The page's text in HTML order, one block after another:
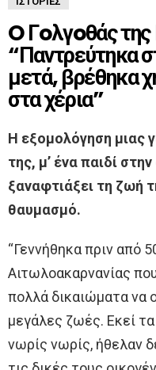
O Γoλγoθάς
“Παντρεύτηκα
μετά, βρέθηκα
στα χέρια”
Η εξομολόγηση μιας
της, μ’ ένα παιδί
ξαναφτιάξει τη ζωή
θαυμασμό.
“Γεννήθηκα πριν από
Αιτωλοακαρνανίας
πολλά δικαιώματα να
μεγάλες ζωές. Εκεί
νωρίς νωρίς, ήθελαν